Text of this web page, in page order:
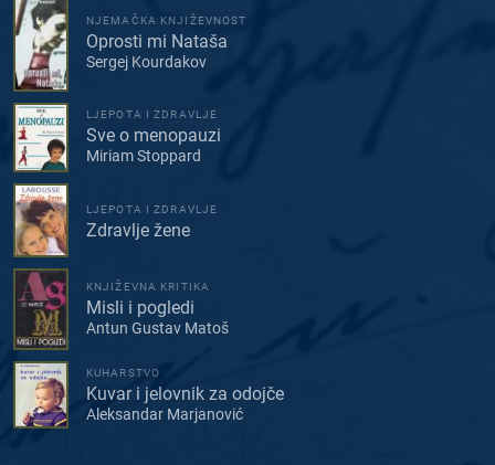
NJEMAČKA KNJIŽEVNOST
Oprosti mi Nataša
Sergej Kourdakov
LJEPOTA I ZDRAVLJE
Sve o menopauzi
Miriam Stoppard
LJEPOTA I ZDRAVLJE
Zdravlje žene
KNJIŽEVNA KRITIKA
Misli i pogledi
Antun Gustav Matoš
KUHARSTVO
Kuvar i jelovnik za odojče
Aleksandar Marjanović